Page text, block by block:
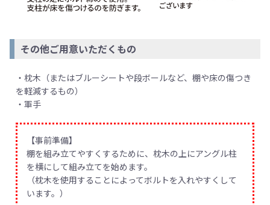
その他ご用意いただくもの
・枕木（またはブルーシートや段ボールなど、棚や床の傷つき
を軽減するもの）
・軍手
【事前準備】
棚を組み立てやすくするために、枕木の上にアングル柱
を横にして組み立てを始めます。
（枕木を使用することによってボルトを入れやすくして
います。）